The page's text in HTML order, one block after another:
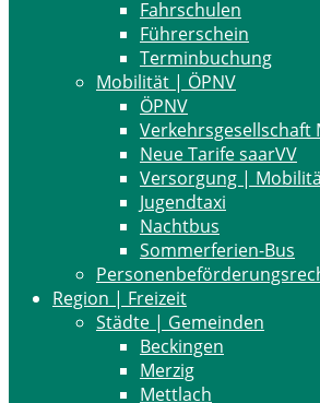
Fahrschulen
Führerschein
Terminbuchung
Mobilität | ÖPNV
ÖPNV
Verkehrsgesellschaft
Neue Tarife saarVV
Versorgung |
Jugendtaxi
Nachtbus
Sommerferien-Bus
Region | Freizeit
Städte | Gemeinden
Beckingen
Merzig
Mettlach